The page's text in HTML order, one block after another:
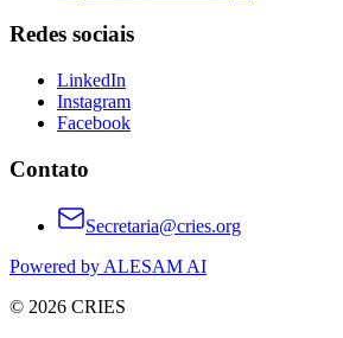
Redes sociais
LinkedIn
Instagram
Facebook
Contato
Secretaria@cries.org
Powered by ALESAM AI
© 2026 CRIES